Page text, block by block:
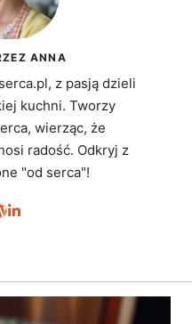
ANNA
z pasją dzieli
kuchni. Tworzy
wierząc, że
radość. Odkryj z
"od serca"!